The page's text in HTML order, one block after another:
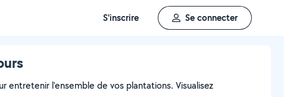
S'inscrire Se connecter
entretenir l'ensemble de vos plantations. Visualisez